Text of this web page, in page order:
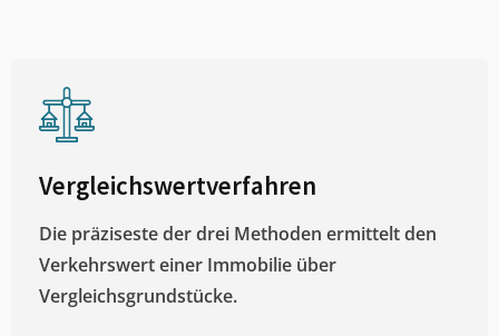
Vergleichswertverfahren
Die präziseste der drei Methoden ermittelt den
Verkehrswert einer Immobilie über
Vergleichsgrundstücke.